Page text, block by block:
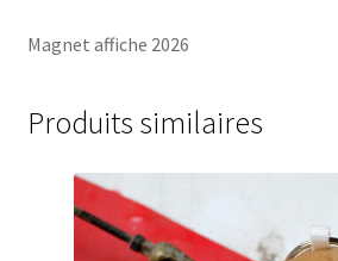
Magnet affiche 2026
Produits similaires